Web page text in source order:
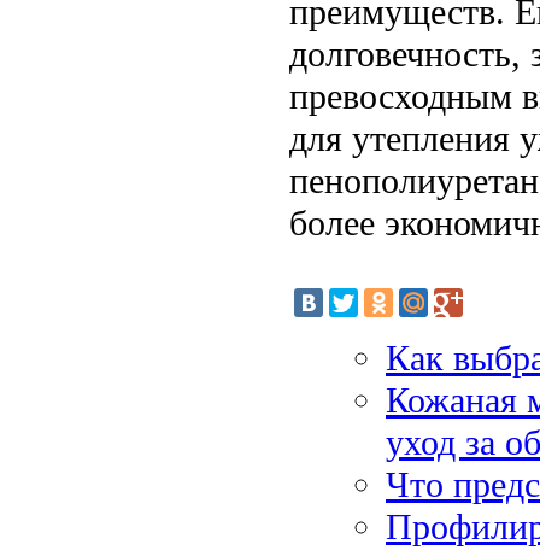
преимуществ.
долговечность,
превосходным
для утепления
более
Как
Кожаная
уход за
Что